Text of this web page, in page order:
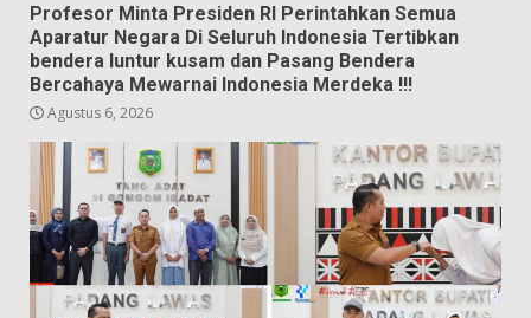
Profesor Minta Presiden RI Perintahkan Semua
Aparatur Negara Di Seluruh Indonesia Tertibkan
bendera luntur kusam dan Pasang Bendera
Bercahaya Mewarnai Indonesia Merdeka !!!
Agustus 6, 2026